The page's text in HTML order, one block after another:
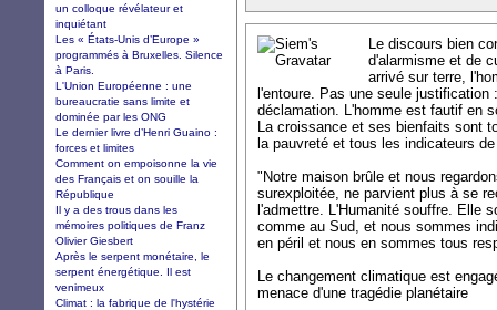
Le discours bien
d'alarmisme et de
arrivé sur terre,
l'entoure. Pas une seule
déclamation. L'homme est fautif en
La croissance et ses bienfaits sont
la pauvreté et tous les indicateurs
"Notre maison brûle et nous
surexploitée, ne parvient plus à se
l'admettre. L'Humanité souffre. Elle
comme au Sud, et nous sommes
en péril et nous en sommes tous
Le changement climatique est
menace d'une tragédie planétaire
un colloque révélateur et
inquiétant
Les « États-Unis d’Europe »
programmés à Bruxelles. Silence
à Paris.
L'Union Européenne : une
bureaucratie sans limite et
dominée par les ONG
Le dernier livre d’Henri Guaino :
forces et limites
Comment on empoisonne la vie
des Français et on souille la
République
Il y a des trous dans les
mémoires politiques de Franz
Olivier Giesbert
Après le serpent monétaire, le
serpent énergétique. Il est
venimeux
Climat : la fabrique de l'hystérie